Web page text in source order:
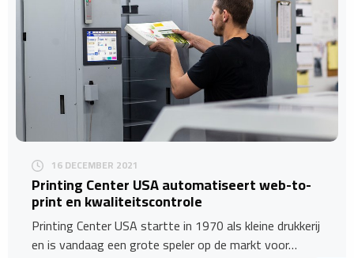
16 DECEMBER 2021
Printing Center USA automatiseert web-to-
print en kwaliteitscontrole
Printing Center USA startte in 1970 als kleine drukkerij
en is vandaag een grote speler op de markt voor…